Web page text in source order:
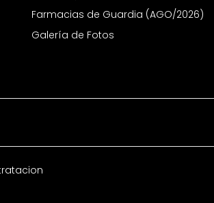
Farmacias de Guardia (AGO/2026)
Galería de Fotos